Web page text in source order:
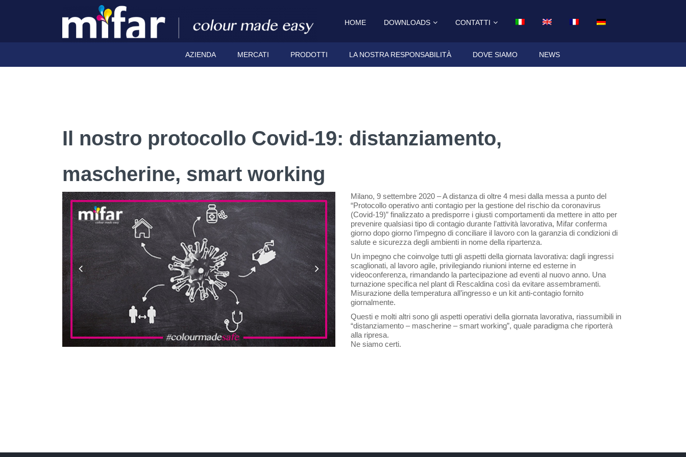
HOME DOWNLOADS CONTATTI
AZIENDA MERCATI PRODOTTI LA NOSTRA RESPONSABILITÀ DOVE SIAMO NEWS
Il nostro protocollo Covid-19: distanziamento,
mascherine, smart working
Milano, 9 settembre 2020 – A distanza di oltre 4 mesi dalla messa a punto del
“Protocollo operativo anti contagio per la gestione del rischio da coronavirus
(Covid-19)” finalizzato a predisporre i giusti comportamenti da mettere in atto per
prevenire qualsiasi tipo di contagio durante l’attività lavorativa, Mifar conferma
giorno dopo giorno l’impegno di conciliare il lavoro con la garanzia di condizioni di
salute e sicurezza degli ambienti in nome della ripartenza.
Un impegno che coinvolge tutti gli aspetti della giornata lavorativa: dagli ingressi
scaglionati, al lavoro agile, privilegiando riunioni interne ed esterne in
videoconferenza, rimandando la partecipazione ad eventi al nuovo anno. Una
turnazione specifica nel plant di Rescaldina così da evitare assembramenti.
Misurazione della temperatura all’ingresso e un kit anti-contagio fornito
giornalmente.
Questi e molti altri sono gli aspetti operativi della giornata lavorativa, riassumibili in
“distanziamento – mascherine – smart working”, quale paradigma che riporterà
alla ripresa.
Ne siamo certi.